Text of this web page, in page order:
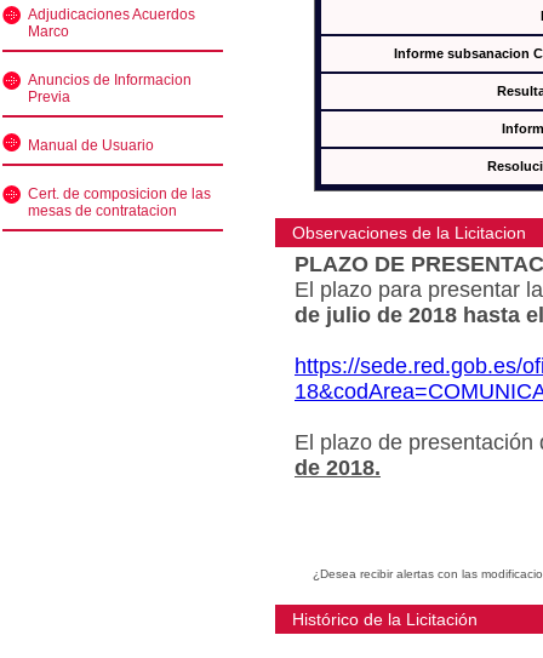
Adjudicaciones Acuerdos
Marco
Anuncios de Informacion
Previa
Manual de Usuario
Cert. de composicion de las
mesas de contratacion
Informe subsanacion
Observaciones de la Licitacion
PLAZO DE
El plazo para presentar
de julio de 2018 hasta
https://sede.red.gob.es/
El plazo de
de 2018.
¿Desea recibir alertas con las
Histórico de la Licitación